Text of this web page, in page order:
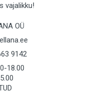
vajalikku!
OÜ
9142
18.00